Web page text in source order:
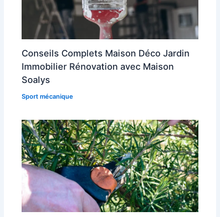
Conseils Complets Maison Déco Jardin
Immobilier Rénovation avec Maison
Soalys
Sport mécanique